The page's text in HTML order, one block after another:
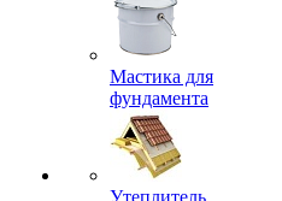
Мастика для
фундамента
Утеплитель